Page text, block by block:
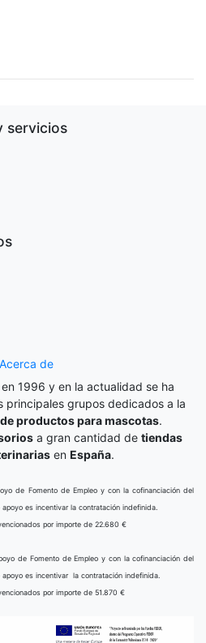
servicios
Acerca de
1996 y en la actualidad se ha
principales grupos dedicados a la
productos para mascotas.
a gran cantidad de tiendas
en España.
de Fomento de Empleo y con la cofinanciación del
es incentivar la contratación indefinida.
por importe de 22.680 €
de Fomento de Empleo y con la cofinanciación del
es incentivar la contratación indefinida.
por importe de 51.870 €